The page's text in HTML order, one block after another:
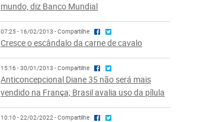
mundo, diz Banco Mundial
07:25 - 16/02/2013 - Compartilhe
Cresce o escândalo da carne de cavalo
15:16 - 30/01/2013 - Compartilhe
Anticoncepcional Diane 35 não será mais
vendido na França; Brasil avalia uso da pílula
10:10 - 22/02/2022 - Compartilhe